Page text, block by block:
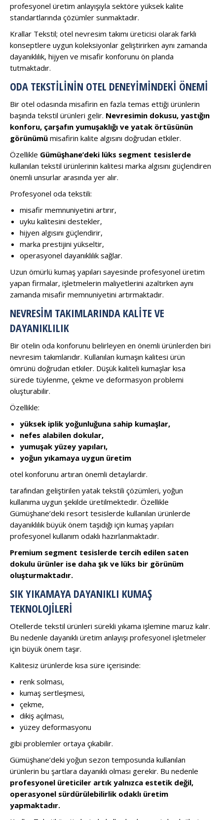
profesyonel üretim anlayışıyla sektöre yüksek kalite
standartlarında çözümler sunmaktadır.
Krallar Tekstil; otel nevresim takımı üreticisi olarak farklı
konseptlere uygun koleksiyonlar geliştirirken aynı zamanda
dayanıklılık, hijyen ve misafir konforunu ön planda
tutmaktadır.
ODA TEKSTILININ OTEL DENEYIMINDEKI ÖNEMI
Bir otel odasında misafirin en fazla temas ettiği ürünlerin
başında tekstil ürünleri gelir. Nevresimin dokusu, yastığın
konforu, çarşafın yumuşaklığı ve yatak örtüsünün
görünümü misafirin kalite algısını doğrudan etkiler.
Özellikle Gümüşhane’deki lüks segment tesislerde
kullanılan tekstil ürünlerinin kalitesi marka algısını güçlendiren
önemli unsurlar arasında yer alır.
Profesyonel oda tekstili:
misafir memnuniyetini artırır,
uyku kalitesini destekler,
hijyen algısını güçlendirir,
marka prestijini yükseltir,
operasyonel dayanıklılık sağlar.
Uzun ömürlü kumaş yapıları sayesinde profesyonel üretim
yapan firmalar, işletmelerin maliyetlerini azaltırken aynı
zamanda misafir memnuniyetini artırmaktadır.
NEVRESIM TAKIMLARINDA KALITE VE
DAYANIKLILIK
Bir otelin oda konforunu belirleyen en önemli ürünlerden biri
nevresim takımlarıdır. Kullanılan kumaşın kalitesi ürün
ömrünü doğrudan etkiler. Düşük kaliteli kumaşlar kısa
sürede tüylenme, çekme ve deformasyon problemi
oluşturabilir.
Özellikle:
yüksek iplik yoğunluğuna sahip kumaşlar,
nefes alabilen dokular,
yumuşak yüzey yapıları,
yoğun yıkamaya uygun üretim
otel konforunu artıran önemli detaylardır.
tarafından geliştirilen yatak tekstili çözümleri, yoğun
kullanıma uygun şekilde üretilmektedir. Özellikle
Gümüşhane’deki resort tesislerde kullanılan ürünlerde
dayanıklılık büyük önem taşıdığı için kumaş yapıları
profesyonel kullanım odaklı hazırlanmaktadır.
Premium segment tesislerde tercih edilen saten
dokulu ürünler ise daha şık ve lüks bir görünüm
oluşturmaktadır.
SIK YIKAMAYA DAYANIKLI KUMAŞ
TEKNOLOJILERI
Otellerde tekstil ürünleri sürekli yıkama işlemine maruz kalır.
Bu nedenle dayanıklı üretim anlayışı profesyonel işletmeler
için büyük önem taşır.
Kalitesiz ürünlerde kısa süre içerisinde:
renk solması,
kumaş sertleşmesi,
çekme,
dikiş açılması,
yüzey deformasyonu
gibi problemler ortaya çıkabilir.
Gümüşhane’deki yoğun sezon temposunda kullanılan
ürünlerin bu şartlara dayanıklı olması gerekir. Bu nedenle
profesyonel üreticiler artık yalnızca estetik değil,
operasyonel sürdürülebilirlik odaklı üretim
yapmaktadır.